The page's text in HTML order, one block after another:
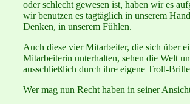
oder schlecht gewesen ist, haben wir es
wir benutzen es tagtäglich in unserem
Denken, in unserem Fühlen.
Auch diese vier Mitarbeiter, die sich über
Mitarbeiterin unterhalten, sehen die Welt
ausschließlich durch ihre eigene Troll-
Wer mag nun Recht haben in seiner